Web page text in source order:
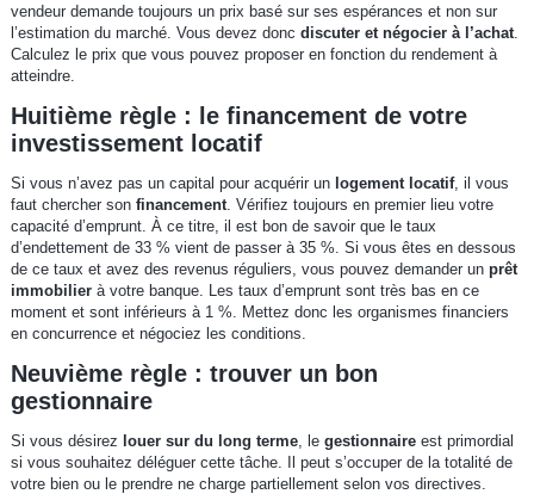
vendeur demande toujours un prix basé sur ses espérances et non sur
l’estimation du marché. Vous devez donc discuter et négocier à l’achat.
Calculez le prix que vous pouvez proposer en fonction du rendement à
atteindre.
Huitième règle : le financement de votre
investissement locatif
Si vous n’avez pas un capital pour acquérir un logement locatif, il vous
faut chercher son financement. Vérifiez toujours en premier lieu votre
capacité d’emprunt. À ce titre, il est bon de savoir que le taux
d’endettement de 33 % vient de passer à 35 %. Si vous êtes en dessous
de ce taux et avez des revenus réguliers, vous pouvez demander un prêt
immobilierà votre banque. Les taux d’emprunt sont très bas en ce
moment et sont inférieurs à 1 %. Mettez donc les organismes financiers
en concurrence et négociez les conditions.
Neuvième règle : trouver un bon
gestionnaire
Si vous désirez louer sur du long terme, le gestionnaireest primordial
si vous souhaitez déléguer cette tâche. Il peut s’occuper de la totalité de
votre bien ou le prendre ne charge partiellement selon vos directives.